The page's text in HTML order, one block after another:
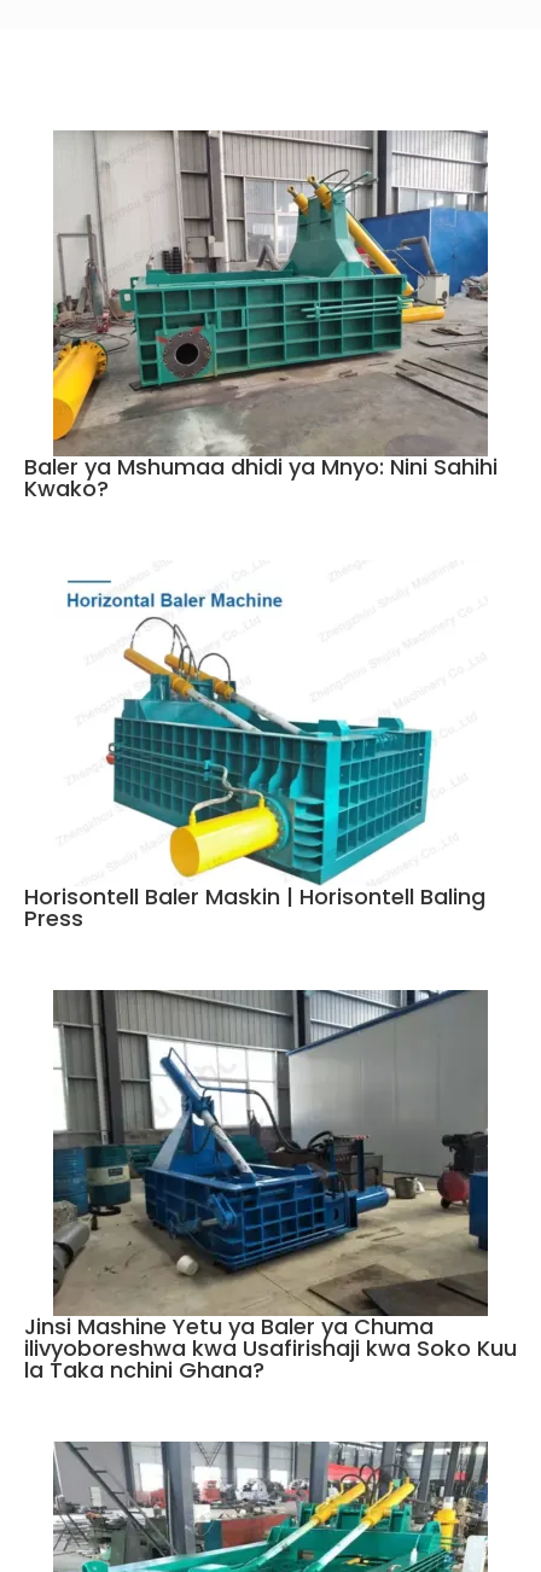
Baler ya Mshumaa dhidi ya Mnyo: Nini Sahihi
Kwako?
Horisontell Baler Maskin | Horisontell Baling
Press
Jinsi Mashine Yetu ya Baler ya Chuma
ilivyoboreshwa kwa Usafirishaji kwa Soko Kuu
la Taka nchini Ghana?